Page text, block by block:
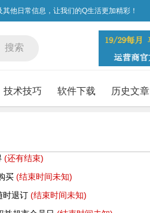
他日常信息，让我们的Q生活更加精彩！
搜索
技术技巧 软件下载 历史文章
(还有结束)
买 (结束时间未知)
时退订 (结束时间未知)